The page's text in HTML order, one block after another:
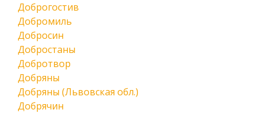
Доброгостив
Добромиль
Добросин
Добростаны
Добротвор
Добряны
Добряны (Львовская обл.)
Добрячин